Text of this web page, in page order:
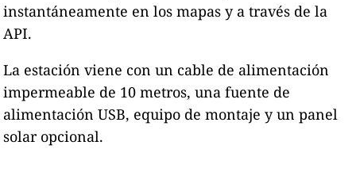
instantáneamente en los mapas y a través de la
API.
La estación viene con un cable de alimentación
impermeable de 10 metros, una fuente de
alimentación USB, equipo de montaje y un panel
solar opcional.